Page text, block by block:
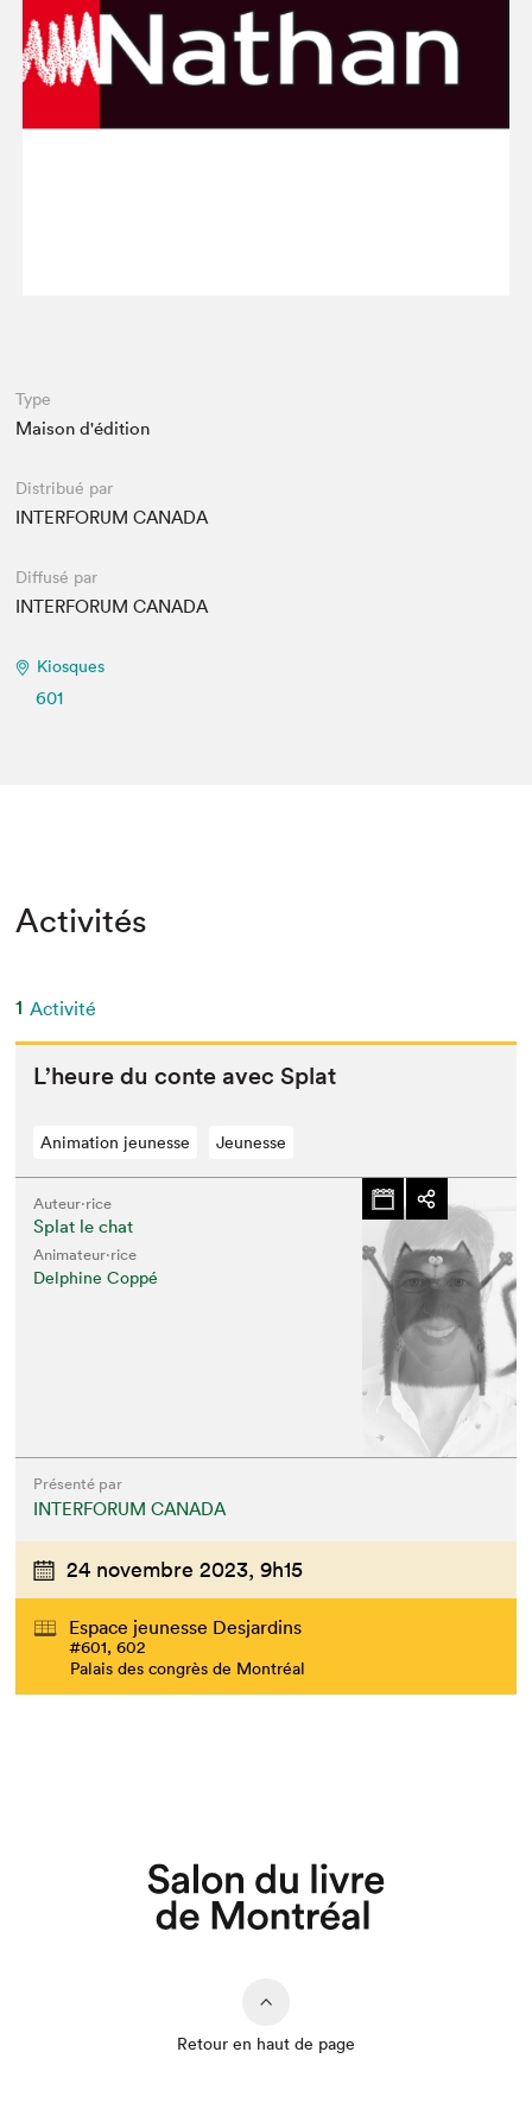
Espace médias
Type
Maison d'édition
Distribué par
INTERFORUM CANADA
Diffusé par
INTERFORUM CANADA
Kiosques
601
Activités
1 Activité
L’heure du con­te avec Splat
Animation jeunesse Jeunesse
Auteur·rice
Splat le chat
Animateur⋅rice
Delphine Coppé
Présenté par
INTERFORUM CANADA
24 novembre 2023, 9h15
Espace jeunesse Desjardins
#601, 602
Palais des congrès de Montréal
Retour en haut de page